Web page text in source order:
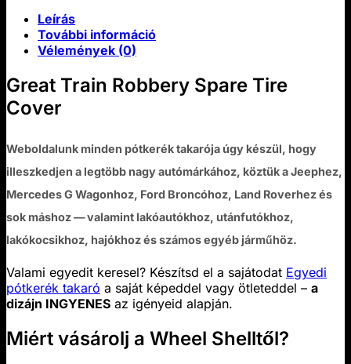
Leírás
További információ
Vélemények (0)
Great Train Robbery Spare Tire
Cover
Weboldalunk minden pótkerék takarója úgy készül, hogy
illeszkedjen a legtöbb nagy autómárkához, köztük a Jeephez,
Mercedes G Wagonhoz, Ford Broncóhoz, Land Roverhez és
sok máshoz — valamint lakóautókhoz, utánfutókhoz,
lakókocsikhoz, hajókhoz és számos egyéb járműhöz.
Valami egyedit keresel? Készítsd el a sajátodat Egyedi
pótkerék takaró a saját képeddel vagy ötleteddel – a
dizájn INGYENES az igényeid alapján.
Miért vásárolj a Wheel Shelltől?